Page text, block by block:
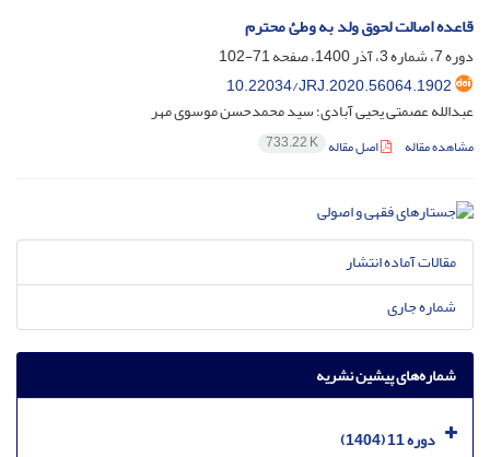
قاعده اصالت لحوق ولد به وطئ محترم
دوره 7، شماره 3، آذر 1400، صفحه
71-102
10.22034/JRJ.2020.56064.1902
عبدالله عصمتی یحیی آبادی؛ سید محمدحسن موسوی مهر
مشاهده مقاله اصل مقاله 733.22 K
مقالات آماده انتشار
شماره جاری
شماره‌های پیشین نشریه
دوره 11 (1404)